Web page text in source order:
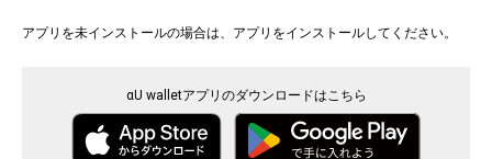
アプリを未インストールの場合は、アプリをインストールしてください。
αU walletアプリのダウンロードはこちら